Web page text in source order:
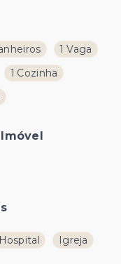
1 Vaga
1 Cozinha
Hospital
Igreja